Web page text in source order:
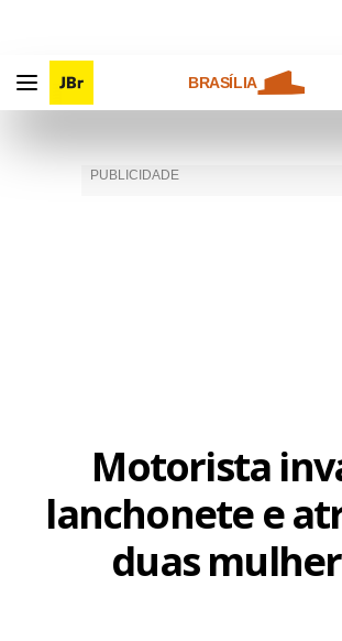
BRASÍLIA
Motorista
lanchonete e
duas